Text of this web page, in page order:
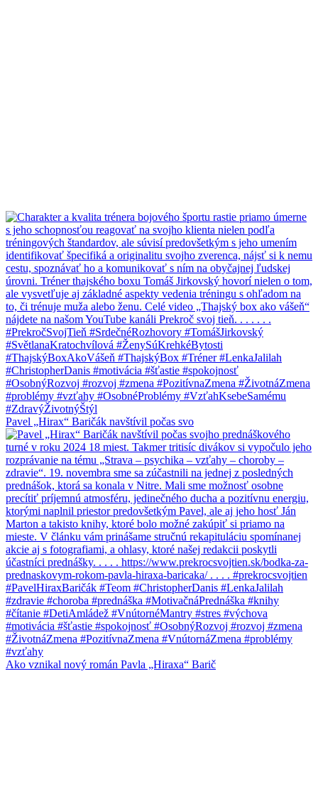
Pavel „Hirax“ Baričák navštívil počas svo
Ako vznikal nový román Pavla „Hiraxa“ Barič